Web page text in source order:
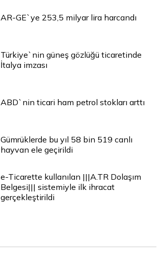
AR-GE`ye 253,5 milyar lira harcandı
Türkiye`nin güneş gözlüğü ticaretinde
İtalya imzası
ABD`nin ticari ham petrol stokları arttı
Gümrüklerde bu yıl 58 bin 519 canlı
hayvan ele geçirildi
e-Ticarette kullanılan |||A.TR Dolaşım
Belgesi||| sistemiyle ilk ihracat
gerçekleştirildi